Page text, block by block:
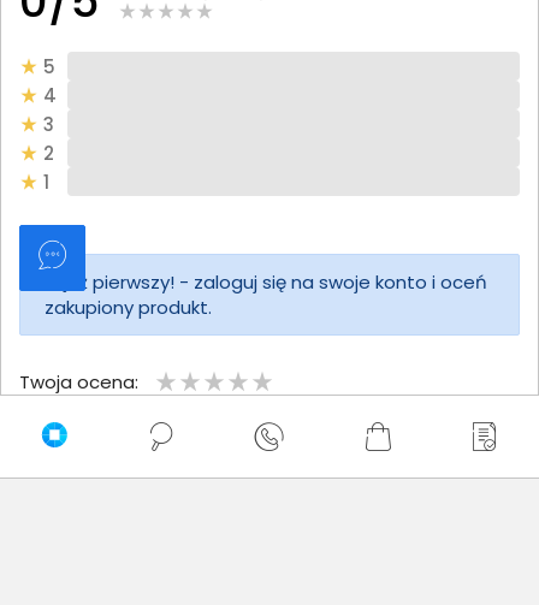
5
4
3
2
1
Bądź pierwszy! - zaloguj się na swoje konto i oceń
zakupiony produkt.
Twoja ocena:
Twoje imię